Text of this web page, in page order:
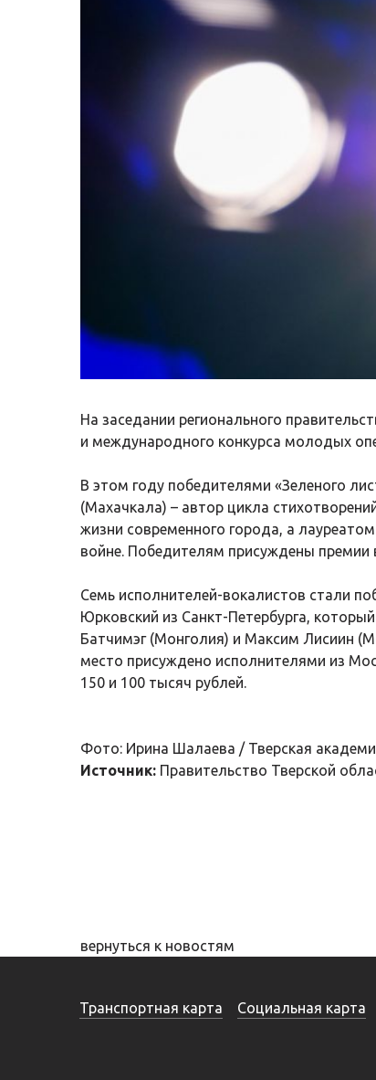
На заседании регионального
и международного конкурса молодых
В этом году победителями «Зеленого
(Махачкала) – автор цикла
жизни современного города, а
войне. Победителям присуждены премии
Семь исполнителей-вокалистов стали
Юрковский из Санкт-Петербурга,
Батчимэг (Монголия) и Максим Лисиин
место присуждено исполнителями из
150 и 100 тысяч рублей.
Фото: Ирина Шалаева / Тверская
Источник: Правительство Тверской
вернуться к новостям
Транспортная карта Социальная карта